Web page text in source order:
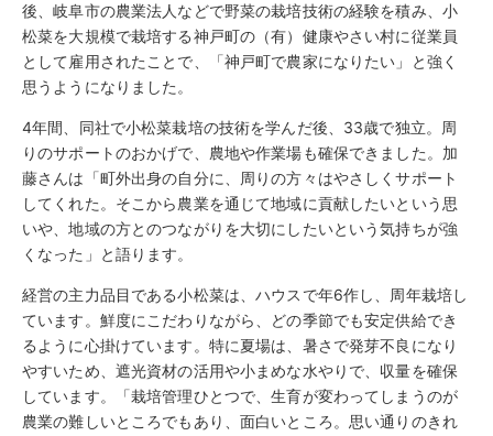
後、岐阜市の農業法人などで野菜の栽培技術の経験を積み、小
松菜を大規模で栽培する神戸町の（有）健康やさい村に従業員
として雇用されたことで、「神戸町で農家になりたい」と強く
思うようになりました。
4年間、同社で小松菜栽培の技術を学んだ後、33歳で独立。周
りのサポートのおかげで、農地や作業場も確保できました。加
藤さんは「町外出身の自分に、周りの方々はやさしくサポート
してくれた。そこから農業を通じて地域に貢献したいという思
いや、地域の方とのつながりを大切にしたいという気持ちが強
くなった」と語ります。
経営の主力品目である小松菜は、ハウスで年6作し、周年栽培し
ています。鮮度にこだわりながら、どの季節でも安定供給でき
るように心掛けています。特に夏場は、暑さで発芽不良になり
やすいため、遮光資材の活用や小まめな水やりで、収量を確保
しています。「栽培管理ひとつで、生育が変わってしまうのが
農業の難しいところでもあり、面白いところ。思い通りのきれ